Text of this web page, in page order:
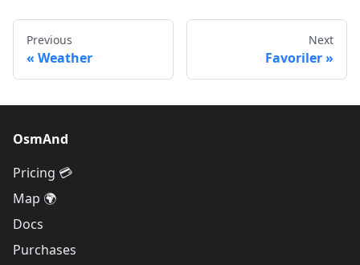
Previous
Weather
Next
Favoriler
OsmAnd
Pricing 💳
Map 🌍
Docs
Purchases